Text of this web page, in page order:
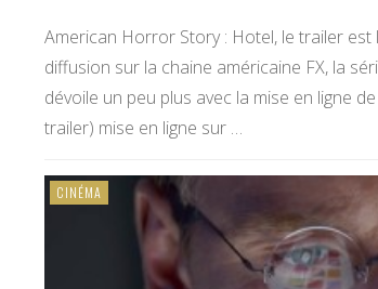
American Horror Story : Hotel, le trailer
diffusion sur la chaine américaine FX, la
dévoile un peu plus avec la mise en ligne
trailer) mise en ligne sur …
CINÉMA